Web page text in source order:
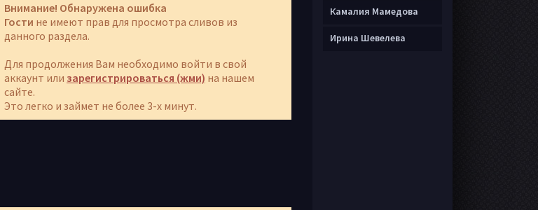
Внимание! Обнаружена ошибка
Гости не имеют прав для просмотра сливов из
данного раздела.
Для продолжения Вам необходимо войти в свой
аккаунт или зарегистрироваться (жми) на нашем
сайте.
Это легко и займет не более 3-х минут.
Камалия Мамедова
Ирина Шевелева